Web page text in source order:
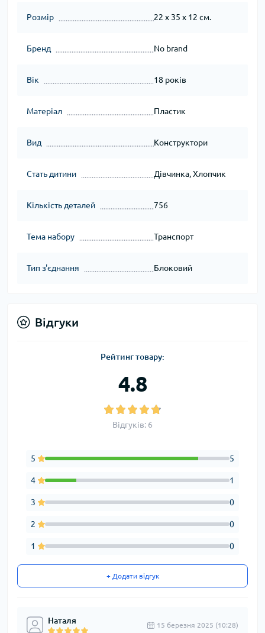
Розмір 22 x 35 x 12 см.
Бренд No brand
Вік 18 років
Матеріал Пластик
Вид Конструктори
Стать дитини Дівчинка, Хлопчик
Кількість деталей 756
Тема набору Транспорт
Тип з'єднання Блоковий
Відгуки
Рейтинг товару:
4.8
Відгуків: 6
5 5
4 1
3 0
2 0
1 0
+ Додати відгук
Наталя 15 березня 2025 (10:28)